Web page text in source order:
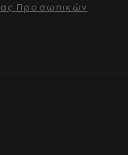
Προσωπικών